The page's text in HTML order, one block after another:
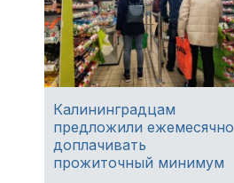
Калининградцам
предложили ежемесячно
доплачивать
прожиточный минимум